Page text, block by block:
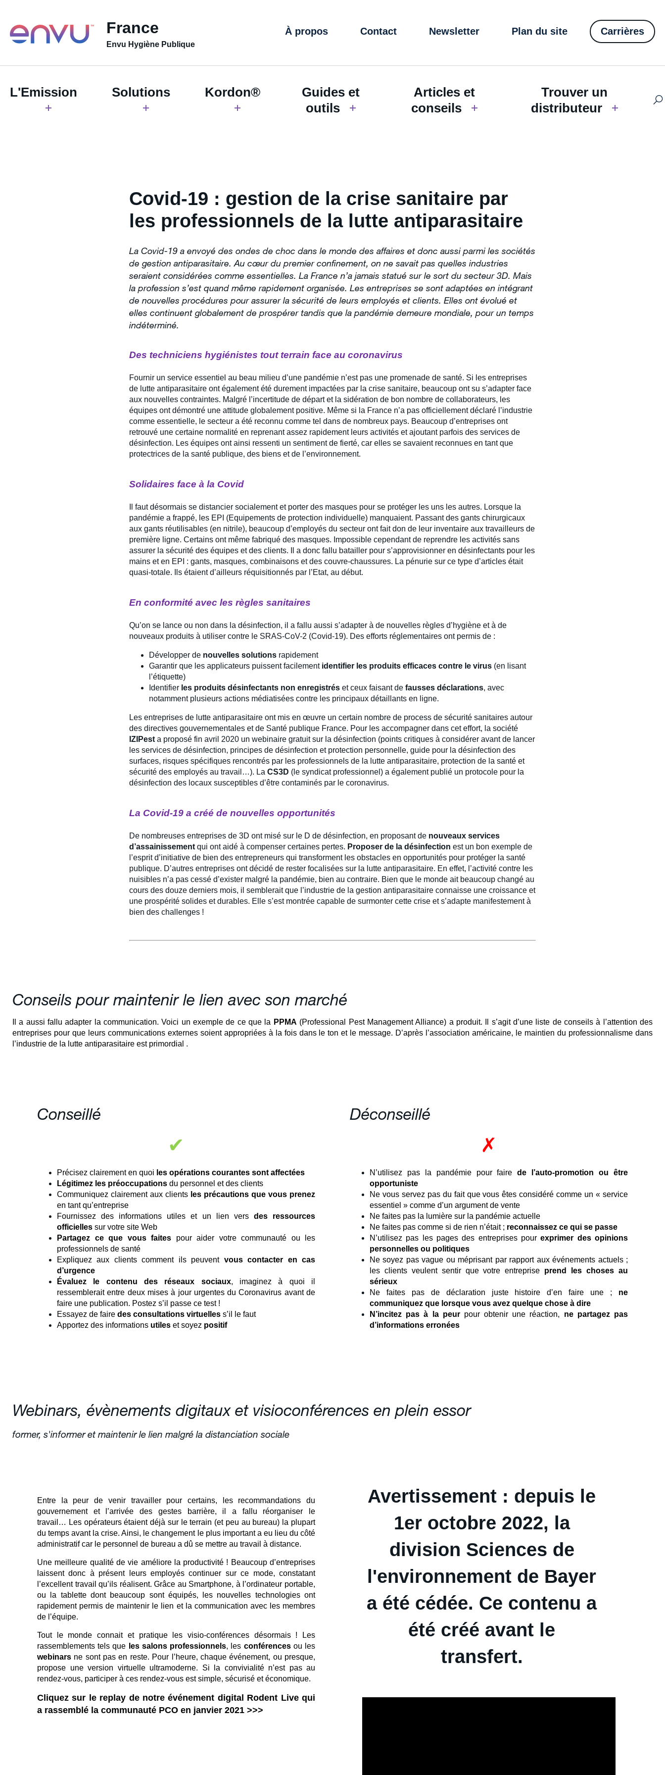
France
Envu Hygiène Publique
À propos Contact Newsletter Plan du site Carrières
L'Emission Solutions Kordon®
Guides et
outils
Articles et
conseils
Trouver un
distributeur
Covid-19 : gestion de la crise sanitaire par
les professionnels de la lutte antiparasitaire
La Covid-19 a envoyé des ondes de choc dans le monde des affaires et donc aussi parmi les sociétés
de gestion antiparasitaire. Au cœur du premier confinement, on ne savait pas quelles industries
seraient considérées comme essentielles. La France n’a jamais statué sur le sort du secteur 3D. Mais
la profession s’est quand même rapidement organisée. Les entreprises se sont adaptées en intégrant
de nouvelles procédures pour assurer la sécurité de leurs employés et clients. Elles ont évolué et
elles continuent globalement de prospérer tandis que la pandémie demeure mondiale, pour un temps
indéterminé.
Des techniciens hygiénistes tout terrain face au coronavirus
Fournir un service essentiel au beau milieu d’une pandémie n’est pas une promenade de santé. Si les entreprises
de lutte antiparasitaire ont également été durement impactées par la crise sanitaire, beaucoup ont su s’adapter face
aux nouvelles contraintes. Malgré l’incertitude de départ et la sidération de bon nombre de collaborateurs, les
équipes ont démontré une attitude globalement positive. Même si la France n’a pas officiellement déclaré l’industrie
comme essentielle, le secteur a été reconnu comme tel dans de nombreux pays. Beaucoup d’entreprises ont
retrouvé une certaine normalité en reprenant assez rapidement leurs activités et ajoutant parfois des services de
désinfection. Les équipes ont ainsi ressenti un sentiment de fierté, car elles se savaient reconnues en tant que
protectrices de la santé publique, des biens et de l’environnement.
Solidaires face à la Covid
Il faut désormais se distancier socialement et porter des masques pour se protéger les uns les autres. Lorsque la
pandémie a frappé, les EPI (Equipements de protection individuelle) manquaient. Passant des gants chirurgicaux
aux gants réutilisables (en nitrile), beaucoup d’employés du secteur ont fait don de leur inventaire aux travailleurs de
première ligne. Certains ont même fabriqué des masques. Impossible cependant de reprendre les activités sans
assurer la sécurité des équipes et des clients. Il a donc fallu batailler pour s’approvisionner en désinfectants pour les
mains et en EPI : gants, masques, combinaisons et des couvre-chaussures. La pénurie sur ce type d’articles était
quasi-totale. Ils étaient d’ailleurs réquisitionnés par l’Etat, au début.
En conformité avec les règles sanitaires
Qu’on se lance ou non dans la désinfection, il a fallu aussi s’adapter à de nouvelles règles d’hygiène et à de
nouveaux produits à utiliser contre le SRAS-CoV-2 (Covid-19). Des efforts réglementaires ont permis de :
Développer de nouvelles solutions rapidement
Garantir que les applicateurs puissent facilementidentifier les produits efficaces contre le virus(en lisant
l’étiquette)
Identifierles produits désinfectants non enregistrés et ceux faisant de fausses déclarations, avec
notamment plusieurs actions médiatisées contre les principaux détaillants en ligne.
Les entreprises de lutte antiparasitaire ont mis en œuvre un certain nombre de process de sécurité sanitaires autour
des directives gouvernementales et de Santé publique France. Pour les accompagner dans cet effort, la société
IZIPesta proposé fin avril 2020 un webinaire gratuit sur la désinfection (points critiques à considérer avant de lancer
les services de désinfection, principes de désinfection et protection personnelle, guide pour la désinfection des
surfaces, risques spécifiques rencontrés par les professionnels de la lutte antiparasitaire, protection de la santé et
sécurité des employés au travail…). La CS3D (le syndicat professionnel) a également publié un protocole pour la
désinfection des locaux susceptibles d’être contaminés par le coronavirus.
La Covid-19 a créé de nouvelles opportunités
De nombreuses entreprises de 3D ont misé sur le D de désinfection, en proposant de nouveaux services
d’assainissementqui ont aidé à compenser certaines pertes. Proposer de la désinfection est un bon exemple de
l’esprit d’initiative de bien des entrepreneurs qui transforment les obstacles en opportunités pour protéger la santé
publique. D’autres entreprises ont décidé de rester focalisées sur la lutte antiparasitaire. En effet, l’activité contre les
nuisibles n’a pas cessé d’exister malgré la pandémie, bien au contraire. Bien que le monde ait beaucoup changé au
cours des douze derniers mois, il semblerait que l’industrie de la gestion antiparasitaire connaisse une croissance et
une prospérité solides et durables. Elle s’est montrée capable de surmonter cette crise et s’adapte manifestement à
bien des challenges !
Conseils pour maintenir le lien avec son marché
Il a aussi fallu adapter la communication. Voici un exemple de ce que la PPMA (Professional Pest Management Alliance) a produit. Il s’agit d’une liste de conseils à l’attention des
entreprises pour que leurs communications externes soient appropriées à la fois dans le ton et le message. D’après l’association américaine, le maintien du professionnalisme dans
l’industrie de la lutte antiparasitaire est primordial .
Conseillé
✔
Précisez clairement en quoi les opérations courantes sont affectées
Légitimez les préoccupations du personnel et des clients
Communiquez clairement aux clients les précautions que vous prenez
en tant qu’entreprise
Fournissez des informations utiles et un lien vers des ressources
officielles sur votre site Web
Partagez ce que vous faites pour aider votre communauté ou les
professionnels de santé
Expliquez aux clients comment ils peuvent vous contacter en cas
d’urgence
Évaluez le contenu des réseaux sociaux, imaginez à quoi il
ressemblerait entre deux mises à jour urgentes du Coronavirus avant de
faire une publication. Postez s’il passe ce test !
Essayez de faire des consultations virtuelles s’il le faut
Apportez des informations utiles et soyez positif
Déconseillé
✗
N’utilisez pas la pandémie pour faire de l’auto-promotion ou être
opportuniste
Ne vous servez pas du fait que vous êtes considéré comme un « service
essentiel » comme d’un argument de vente
Ne faites pas la lumière sur la pandémie actuelle
Ne faites pas comme si de rien n’était ; reconnaissez ce qui se passe
N’utilisez pas les pages des entreprises pourexprimer des opinions
personnelles ou politiques
Ne soyez pas vague ou méprisant par rapport aux événements actuels ;
les clients veulent sentir que votre entreprise prend les choses au
sérieux
Ne faites pas de déclaration juste histoire d’en faire une ; ne
communiquez que lorsque vous avez quelque chose à dire
N’incitez pas à la peur pour obtenir une réaction, ne partagez pas
d’informations erronées
Webinars, évènements digitaux et visioconférences en plein essor
former, s'informer et maintenir le lien malgré la distanciation sociale
Entre la peur de venir travailler pour certains, les recommandations du
gouvernement et l’arrivée des gestes barrière, il a fallu réorganiser le
travail… Les opérateurs étaient déjà sur le terrain (et peu au bureau) la plupart
du temps avant la crise. Ainsi, le changement le plus important a eu lieu du côté
administratif car le personnel de bureau a dû se mettre au travail à distance.
Une meilleure qualité de vie améliore la productivité ! Beaucoup d’entreprises
laissent donc à présent leurs employés continuer sur ce mode, constatant
l’excellent travail qu’ils réalisent. Grâce au Smartphone, à l’ordinateur portable,
ou la tablette dont beaucoup sont équipés, les nouvelles technologies ont
rapidement permis de maintenir le lien et la communication avec les membres
de l’équipe.
Tout le monde connait et pratique les visio-conférences désormais ! Les
rassemblements tels que les salons professionnels, les conférencesou les
webinars ne sont pas en reste. Pour l’heure, chaque événement, ou presque,
propose une version virtuelle ultramoderne. Si la convivialité n’est pas au
rendez-vous, participer à ces rendez-vous est simple, sécurisé et économique.
Cliquez sur le replay de notre événement digital Rodent Live qui
a rassemblé la communauté PCO en janvier 2021 >>>
Avertissement : depuis le
1er octobre 2022, la
division Sciences de
l'environnement de Bayer
a été cédée. Ce contenu a
été créé avant le
transfert.